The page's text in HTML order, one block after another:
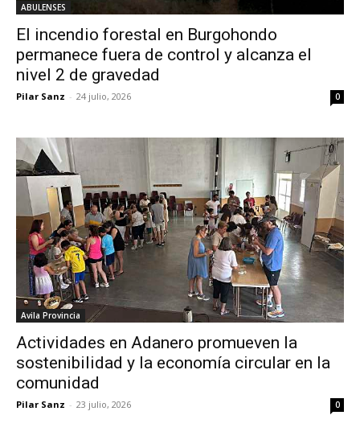
ABULENSES
El incendio forestal en Burgohondo
permanece fuera de control y alcanza el
nivel 2 de gravedad
Pilar Sanz - 24 julio, 2026 0
Avila Provincia
Actividades en Adanero promueven la
sostenibilidad y la economía circular en la
comunidad
Pilar Sanz - 23 julio, 2026 0